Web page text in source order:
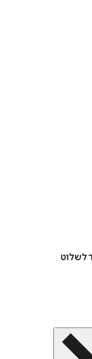
לשלוט